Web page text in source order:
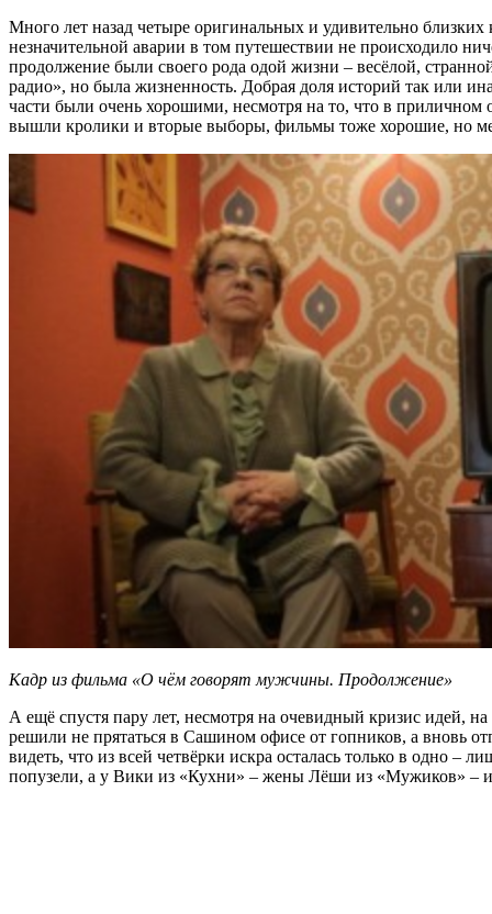
Много лет назад четыре оригинальных и удивительно
незначительной аварии в том путешествии не происходило
продолжение были своего рода одой жизни – весёлой,
радио», но была жизненность. Добрая доля историй так или
части были очень хорошими, несмотря на то, что в
вышли кролики и вторые выборы, фильмы тоже хорошие, но
Кадр из фильма «О чём говорят мужчины. Продолжение»
А ещё спустя пару лет, несмотря на очевидный кризис идей,
решили не прятаться в Сашином офисе от гопников, а вновь
видеть, что из всей четвёрки искра осталась только в одно
попузели, а у Вики из «Кухни» – жены Лёши из «Мужиков» – и